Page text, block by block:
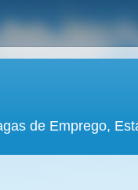
de Emprego,